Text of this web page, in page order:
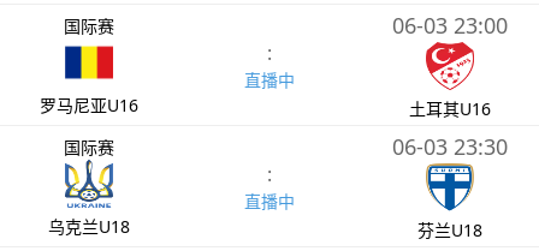
国际赛
罗马尼亚U16
:
直播中
06-03 23:00
土耳其U16
国际赛
乌克兰U18
:
直播中
06-03 23:30
芬兰U18